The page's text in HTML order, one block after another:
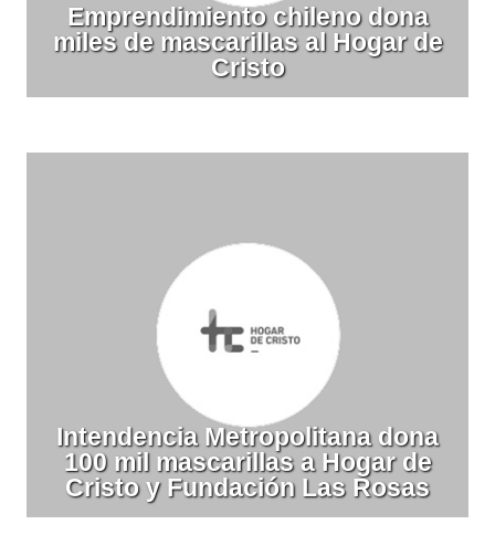
Emprendimiento chileno dona
miles de mascarillas al Hogar de
Cristo
Intendencia Metropolitana dona
100 mil mascarillas a Hogar de
Cristo y Fundación Las Rosas